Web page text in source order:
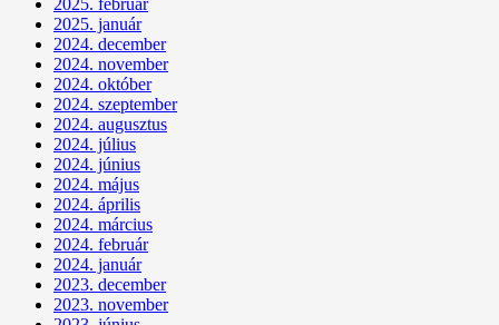
2025. február
2025. január
2024. december
2024. november
2024. október
2024. szeptember
2024. augusztus
2024. július
2024. június
2024. május
2024. április
2024. március
2024. február
2024. január
2023. december
2023. november